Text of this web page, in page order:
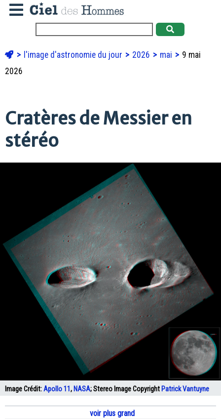
l'image d'astronomie du jour 2026 mai
9 mai
2026
Cratères de Messier en
stéréo
Image Crédit:Apollo 11 , NASA; Stereo Image Copyright Patrick Vantuyne
voir plus grand